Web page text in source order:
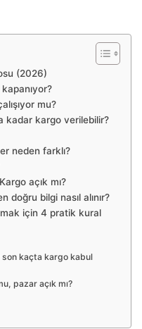
(2026)
mu?
kadar kargo verilebilir?
neden farklı?
açık mı?
bilgi nasıl alınır?
için 4 pratik kural
son kaçta kargo kabul
pazar açık mı?